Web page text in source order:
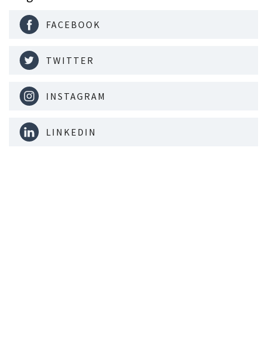
FACEBOOK
TWITTER
INSTAGRAM
LINKEDIN